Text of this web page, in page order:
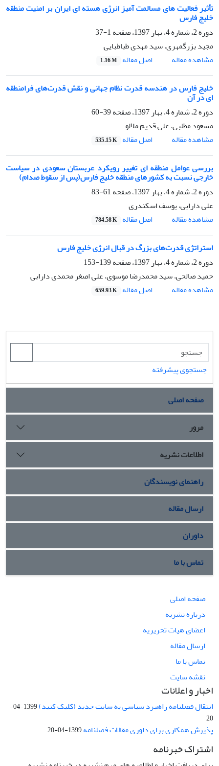
تأثیر فعالیت های مسالمت آمیز انرژی هسته ای ایران بر امنیت منطقه
خلیج فارس
دوره 2، شماره 4، بهار 1397، صفحه
1-37
مجید بزرگمهری، سید مهدی طباطبایی
مشاهده مقاله
اصل مقاله 1.16 M
خلیج فارس در هندسه قدرت نظام جهانی و نقش قدرت‌های فرامنطقه
ای در آن
دوره 2، شماره 4، بهار 1397، صفحه
39-60
مسعود مطلبی، علی قدیم ملالو
مشاهده مقاله
اصل مقاله 535.15 K
بررسی عوامل منطقه ای تغییر رویکرد عربستان سعودی در سیاست
خارجی نسبت به کشورهای منطقه خلیج فارس(پس از سقوط صدام)
دوره 2، شماره 4، بهار 1397، صفحه
61-83
علی دارابی، یوسف اسکندری
مشاهده مقاله
اصل مقاله 784.58 K
استراتژی قدرت‌های بزرگ در قبال انرژی خلیج فارس
دوره 2، شماره 4، بهار 1397، صفحه
139-153
حمید صالحی، سید محمدرضا موسوی، علی اصغر محمدی دارابی
مشاهده مقاله
اصل مقاله 659.93 K
جستجوی پیشرفته
صفحه اصلی
مرور
اطلاعات نشریه
راهنمای نویسندگان
ارسال مقاله
داوران
تماس با ما
صفحه اصلی
درباره نشریه
اعضای هیات تحریریه
ارسال مقاله
تماس با ما
نقشه سایت
اخبار و اعلانات
انتقال فصلنامه راهبرد سیاسی به سایت جدید (کلیک کنید)
1399-04-
20
پذیرش همکاری برای داوری مقالات فصلنامه1399-04-20
اشتراک خبرنامه